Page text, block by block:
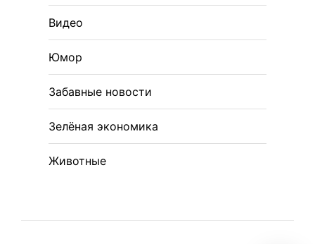
Видео
Юмор
Забавные новости
Зелёная экономика
Животные